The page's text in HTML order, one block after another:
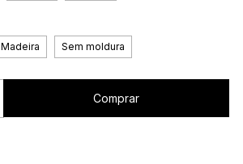
Madeira Sem moldura